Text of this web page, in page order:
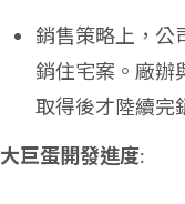
銷售策略上，公
銷住宅案。廠辦
取得後才陸續完
大巨蛋開發進度: